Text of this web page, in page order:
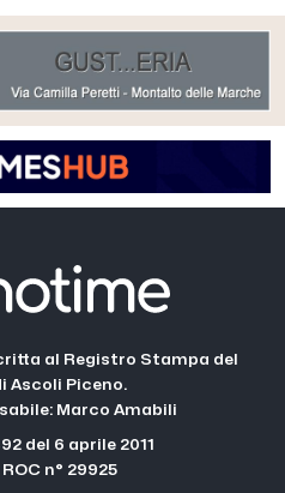
al Registro Stampa del
Ascoli Piceno.
Marco Amabili
del 6 aprile 2011
n° 29925